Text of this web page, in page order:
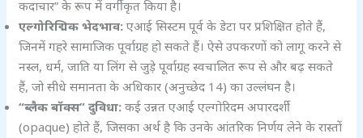
कदाचार” के रूप में वर्गीकृत किया है।
एल्गोरिद्मिक भेदभाव: एआई सिस्टम पूर्व के डेटा पर प्रशिक्षित होते हैं,
जिनमें गहरे सामाजिक पूर्वाग्रह हो सकते हैं। ऐसे उपकरणों को लागू करने से
नस्ल, धर्म, जाति या लिंग से जुड़े पूर्वाग्रह स्वचालित रूप से और बढ़ सकते
हैं, जो सीधे समानता के अधिकार (अनुच्छेद 14) का उल्लंघन है।
“ब्लैक बॉक्स” दुविधा: कई उन्नत एआई एल्गोरिदम अपारदर्शी
(opaque) होते हैं, जिसका अर्थ है कि उनके आंतरिक निर्णय लेने के रास्तों